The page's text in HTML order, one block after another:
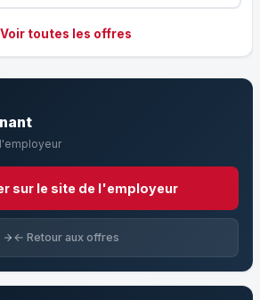
Voir toutes les offres
sur le site de l'employeur
← Retour aux offres